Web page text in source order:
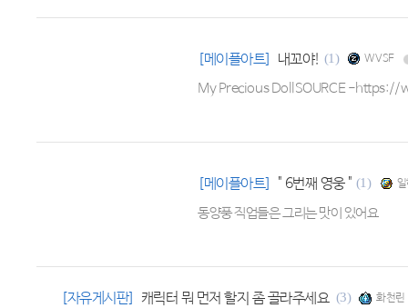
[메이플아트] 내꼬야! (1) WVSF
My Precious DollSOURCE -
[메이플아트] " 6번째 영웅 " (1)
동양풍 직업들은 그리는 맛이 있어요
[자유게시판] 캐릭터 뭐 먼저 할지 좀 골라주세요 (3) 화천린